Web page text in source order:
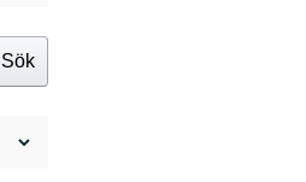
Sök